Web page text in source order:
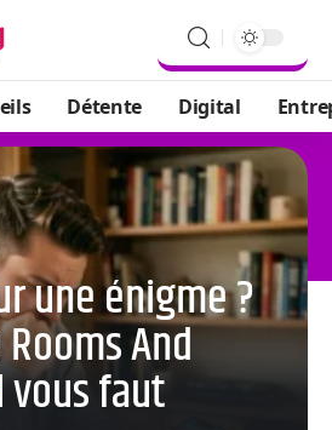
Détente Digital
une énigme ?
And
vous faut